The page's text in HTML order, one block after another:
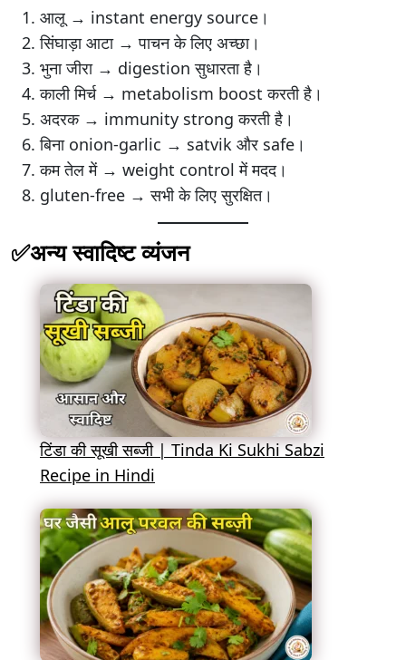
आलू → instant energy source।
सिंघाड़ा आटा → पाचन के लिए अच्छा।
भुना जीरा → digestion सुधारता है।
काली मिर्च → metabolism boost करती है।
अदरक → immunity strong करती है।
बिना onion-garlic → satvik और safe।
कम तेल में → weight control में मदद।
gluten-free → सभी के लिए सुरक्षित।
✅अन्य स्वादिष्ट व्यंजन
टिंडा की सूखी सब्जी | Tinda Ki Sukhi Sabzi
Recipe in Hindi